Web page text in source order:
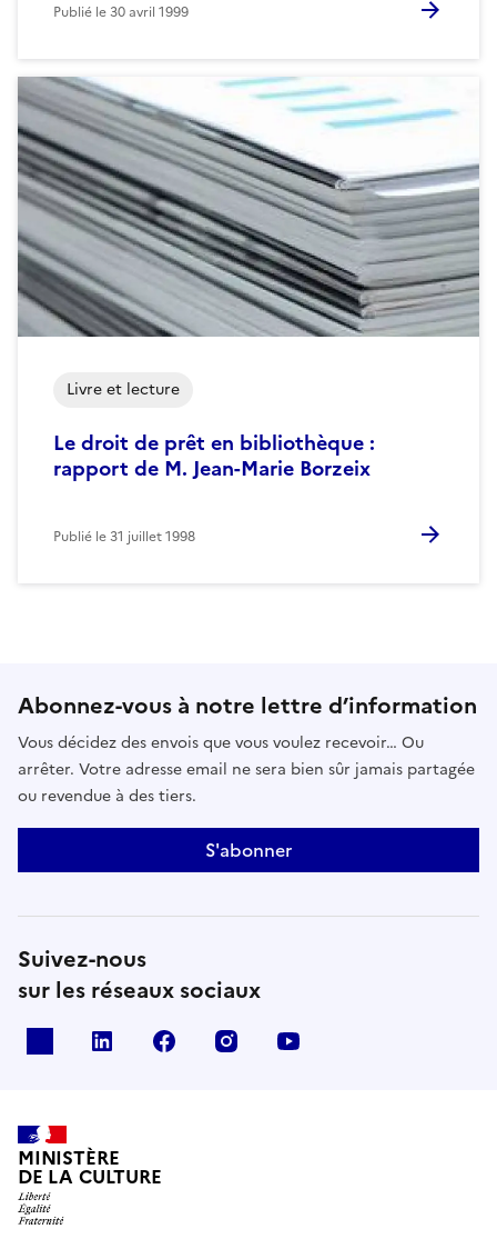
Publié le30 avril 1999
Le droit de prêt en bibliothèque :
rapport de M. Jean-Marie Borzeix
Livre et lecture
Publié le31 juillet 1998
Abonnez-vous à notre lettre d’information
Vous décidez des envois que vous voulez recevoir… Ou
arrêter. Votre adresse email ne sera bien sûr jamais partagée
ou revendue à des tiers.
S'abonner
Suivez-nous
sur les réseaux sociaux
linkedin facebook instagram
MINISTÈRE
DE LA CULTURE